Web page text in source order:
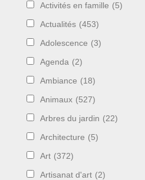
Activités en famille (5)
Actualités (453)
Adolescence (3)
Agenda (2)
Ambiance (18)
Animaux (527)
Arbres du jardin (22)
Architecture (5)
Art (372)
Artisanat d'art (2)